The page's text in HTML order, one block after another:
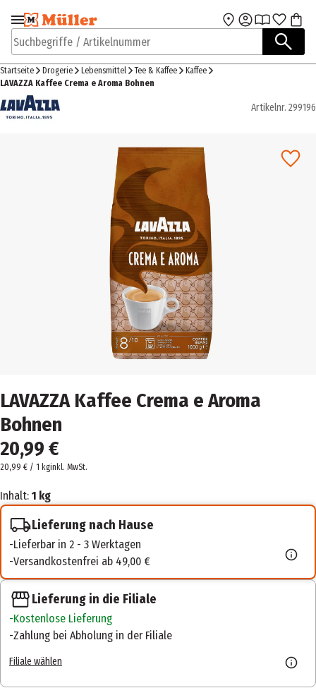
Zur Navigation
springen
Zum Hauptinhalt
Suchbegriffe / Artikelnummer
Startseite Drogerie Lebensmittel Tee & Kaffee
Kaffee
LAVAZZA Kaffee Crema e Aroma Bohnen
Artikelnr. 299196
LAVAZZA Kaffee Crema e Aroma
Bohnen
20,99 €
20,99 € / 1 kginkl. MwSt.
Inhalt: 1 kg
Lieferung nach Hause
Lieferbar in 2 - 3 Werktagen
Versandkostenfrei ab 49,00 €
Lieferung in die Filiale
Kostenlose Lieferung
Zahlung bei Abholung in der Filiale
Filiale wählen